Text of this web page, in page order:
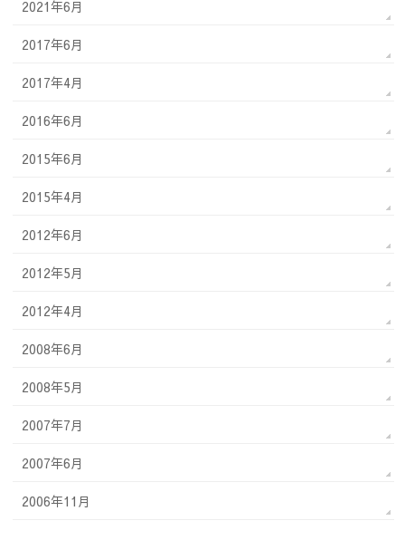
2021年6月
2017年6月
2017年4月
2016年6月
2015年6月
2015年4月
2012年6月
2012年5月
2012年4月
2008年6月
2008年5月
2007年7月
2007年6月
2006年11月